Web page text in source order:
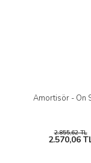
Amortisör - Ön
2.855,62 TL
2.570,06